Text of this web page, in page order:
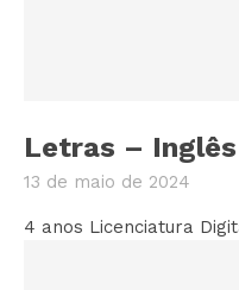
Letras –
13 de maio de 2024
4 anos